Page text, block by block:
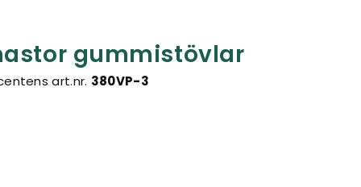
gummistövlar
art.nr. 380VP-3